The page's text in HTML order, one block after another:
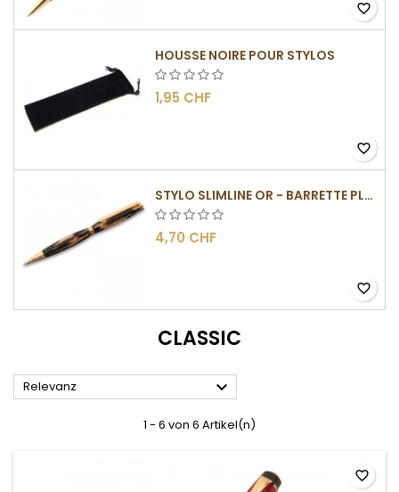
favorite_border
HOUSSE NOIRE POUR STYLOS
1,95 CHF
favorite_border
STYLO SLIMLINE OR - BARRETTE PLATE
4,70 CHF
favorite_border
CLASSIC
Relevanz 
1 - 6 von 6 Artikel(n)
favorite_border